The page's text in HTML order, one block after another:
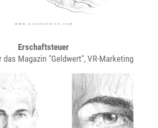
Erschaftsteuer
Magazin "Geldwert", VR-Marketing